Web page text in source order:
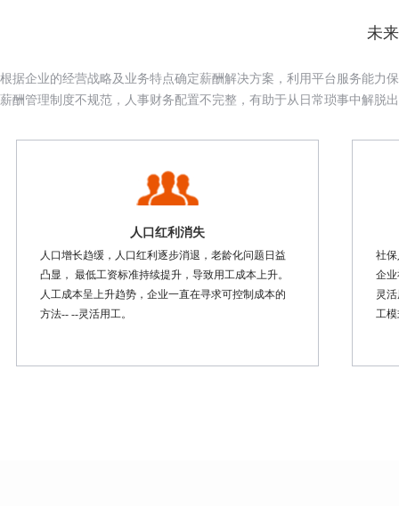
未
根据企业的经营战略及业务特点确定薪酬解决方案，利用平台服务能力
薪酬管理制度不规范，人事财务配置不完整，有助于从日常琐事中解脱
人口红利消失
人口增长趋缓，人口红利逐步消退，老龄化问题日益
凸显， 最低工资标准持续提升，导致用工成本上升。
人工成本呈上升趋势，企业一直在寻求可控制成本的
方法-- --灵活用工。
社
企
灵
工